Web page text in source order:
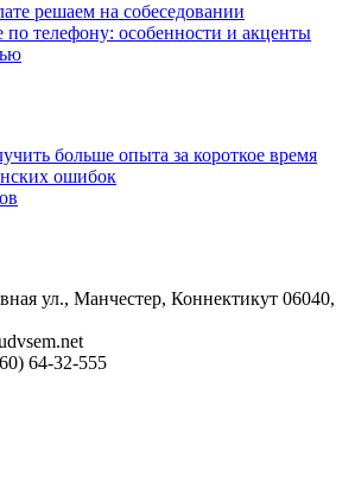
решаем на собеседовании
по телефону: особенности и акценты
больше опыта за короткое время
ошибок
ул., Манчестер, Коннектикут 06040,
64-32-555